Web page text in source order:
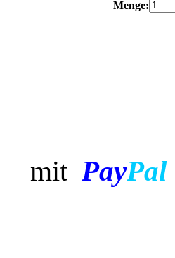
Menge:
mit PayPal